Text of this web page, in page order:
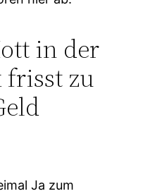
in der
zu
Ja zum